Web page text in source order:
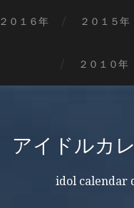
２０１６年 ２０１５年
２０１０年
アイドルカ
idol calendar